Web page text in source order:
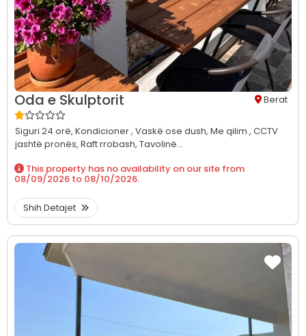
Oda e Skulptorit Berat
Siguri 24 orë, Kondicioner , Vaskë ose dush, Me qilim , CCTV
jashtë pronës, Raft rrobash, Tavolinë...
This property has no availability on our site from
08/09/2026 to 08/10/2026.
Shih Detajet